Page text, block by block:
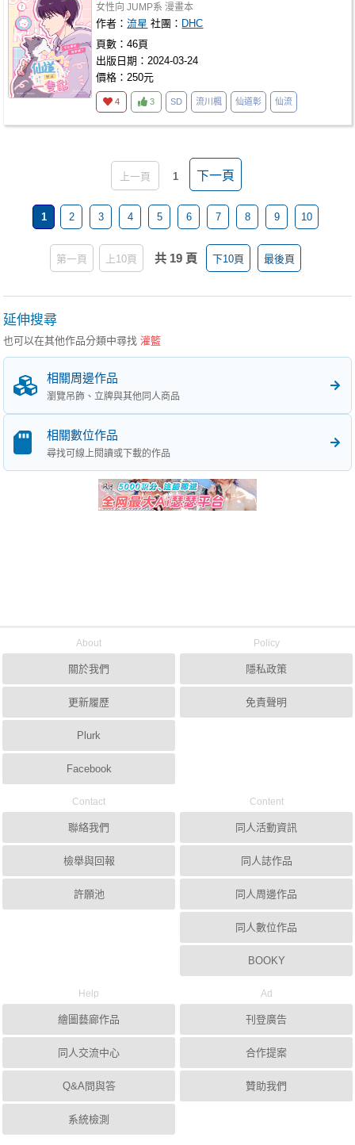
女性向 JUMP系 漫畫本
作者：流星 社團： DHC
頁數：46頁
出版日期：2024-03-24
價格：250元
4 3 SD 流川楓 仙道彰 仙流
上一頁 1 下一頁
1 2 3 4 5 6 7 8 9 10
第一頁 上10頁 共 19 頁 下10頁 最後頁
延伸搜尋
也可以在其他作品分類中尋找灌籃
相關周邊作品
瀏覽吊飾、立牌與其他同人商品
相關數位作品
尋找可線上閱讀或下載的作品
About
關於我們
更新履歷
Plurk
Facebook
Policy
隱私政策
免責聲明
Contact
聯絡我們
檢舉與回報
許願池
Content
同人活動資訊
同人誌作品
同人周邊作品
同人數位作品
BOOKY
Help
繪圖藝廊作品
同人交流中心
Q&A問與答
系統檢測
Ad
刊登廣告
合作提案
贊助我們